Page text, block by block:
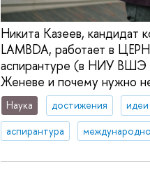
Никита Казеев, кандидат
LAMBDA, работает в
аспирантуре (в НИУ ВШЭ
Женеве и почему нужно
Наука достижения
аспирантура